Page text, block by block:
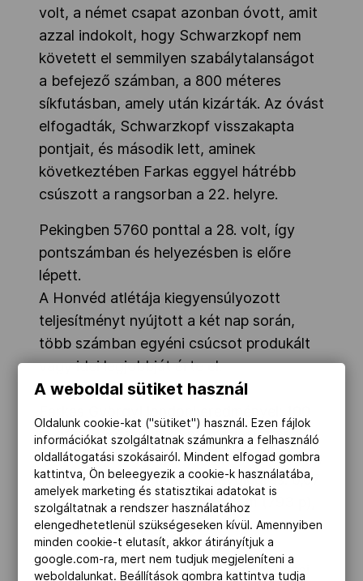
volt, a német csapat azonban óvott, amit
azzal indokolt, hogy Schwarzkopf nem
követett el semmilyen szabálytalanságot
a befejező számban, a 800 méteres
síkfutásban, amely után kizárták. Az óvást
elfogadták, Schwarzkopf visszakapta
pontjait, és második lett, aminek
következtében Farkas eggyel hátrébb
csúszott a rangsorban a 22. helyre.
Pekingben 5760 ponttal a 28. volt, így
pontszámban és helyezésben is előre
lépett.
A Honvéd atlétája kiegyensúlyozott
teljesítményt nyújtott a két nap során,
több számban egyéni csúcsot produkált
vagy idei legjobbját érte el.
m gát: 14.33 mp (932 p), magasugrás:
1,80 m (978 p), súlylökés: 13,55 m (764 p),
200 m: 25.72 mp (822 p), távolugrás: 6,07
m (871 p), gerelyhajítás: 46,52 m (793 p),
800 m: 2:17.83 p (853 p).
A győzelmet a papírformának és a hazai
A weboldal sütiket használ
Oldalunk cookie-kat ("sütiket") használ. Ezen fájlok
információkat szolgáltatnak számunkra a felhasználó
oldallátogatási szokásairól. Mindent elfogad gombra
kattintva, Ön beleegyezik a cookie-k használatába,
amelyek marketing és statisztikai adatokat is
szolgáltatnak a rendszer használatához
elengedhetetlenül szükségeseken kívül. Amennyiben
minden cookie-t elutasít, akkor átirányítjuk a
google.com-ra, mert nem tudjuk megjeleníteni a
weboldalunkat. Beállítások gombra kattintva tudja